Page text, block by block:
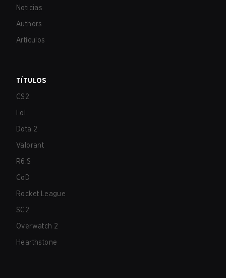
Noticias
Authors
Artículos
TÍTULOS
CS2
LoL
Dota 2
Valorant
R6:S
CoD
Rocket League
SC2
Overwatch 2
Hearthstone